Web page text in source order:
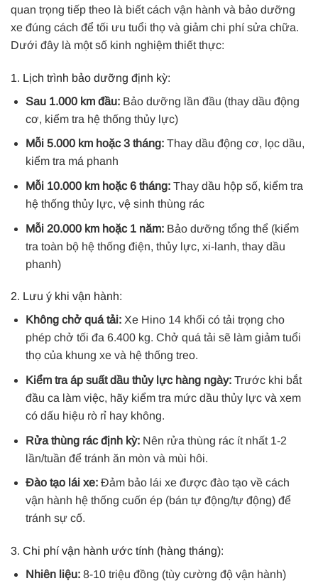
quan trọng tiếp theo là biết cách vận hành và bảo dưỡng
xe đúng cách để tối ưu tuổi thọ và giảm chi phí sửa chữa.
Dưới đây là một số kinh nghiệm thiết thực:
1. Lịch trình bảo dưỡng định kỳ:
Sau 1.000 km đầu:Bảo dưỡng lần đầu (thay dầu động
cơ, kiểm tra hệ thống thủy lực)
Mỗi 5.000 km hoặc 3 tháng:Thay dầu động cơ, lọc dầu,
kiểm tra má phanh
Mỗi 10.000 km hoặc 6 tháng:Thay dầu hộp số, kiểm tra
hệ thống thủy lực, vệ sinh thùng rác
Mỗi 20.000 km hoặc 1 năm:Bảo dưỡng tổng thể (kiểm
tra toàn bộ hệ thống điện, thủy lực, xi-lanh, thay dầu
phanh)
2. Lưu ý khi vận hành:
Không chở quá tải:Xe Hino 14 khối có tải trọng cho
phép chở tối đa 6.400 kg. Chở quá tải sẽ làm giảm tuổi
thọ của khung xe và hệ thống treo.
Kiểm tra áp suất dầu thủy lực hàng ngày:Trước khi bắt
đầu ca làm việc, hãy kiểm tra mức dầu thủy lực và xem
có dấu hiệu rò rỉ hay không.
Rửa thùng rác định kỳ:Nên rửa thùng rác ít nhất 1-2
lần/tuần để tránh ăn mòn và mùi hôi.
Đào tạo lái xe:Đảm bảo lái xe được đào tạo về cách
vận hành hệ thống cuốn ép (bán tự động/tự động) để
tránh sự cố.
3. Chi phí vận hành ước tính (hàng tháng):
Nhiên liệu:8-10 triệu đồng (tùy cường độ vận hành)